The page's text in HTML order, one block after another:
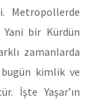
Metropollerde
bir Kürdün
zamanlarda
kimlik ve
İşte Yaşar’ın